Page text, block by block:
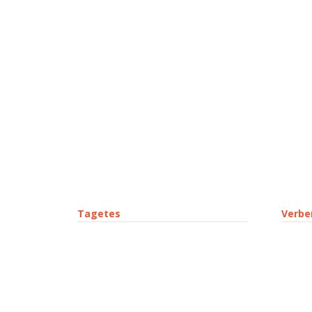
Tagetes